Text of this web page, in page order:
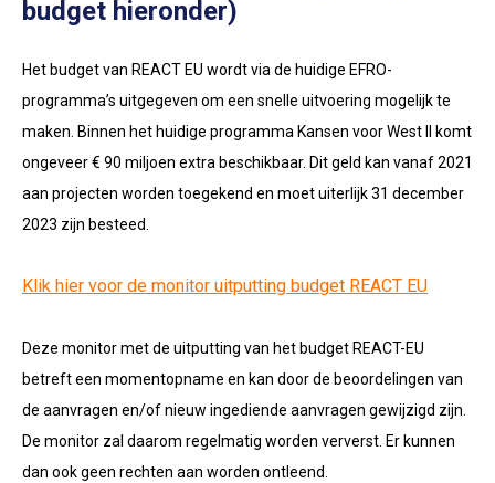
budget hieronder)
Het budget van REACT EU wordt via de huidige EFRO-
programma’s uitgegeven om een snelle uitvoering mogelijk te
maken. Binnen het huidige programma Kansen voor West II komt
ongeveer € 90 miljoen extra beschikbaar. Dit geld kan vanaf 2021
aan projecten worden toegekend en moet uiterlijk 31 december
2023 zijn besteed.
Klik hier voor de monitor uitputting budget REACT EU
Deze monitor met de uitputting van het budget REACT-EU
betreft een momentopname en kan door de beoordelingen van
de aanvragen en/of nieuw ingediende aanvragen gewijzigd zijn.
De monitor zal daarom regelmatig worden ververst. Er kunnen
dan ook geen rechten aan worden ontleend.